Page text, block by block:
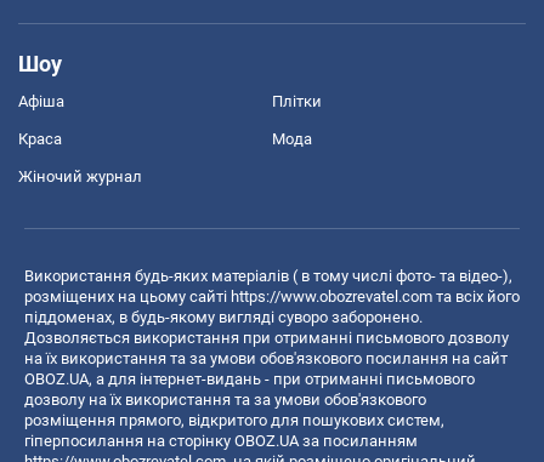
Шоу
Афіша Плітки
Краса Мода
Жіночий журнал
Використання будь-яких матеріалів ( в тому числі фото- та відео-),
розміщених на цьому сайті https://www.obozrevatel.com та всіх його
піддоменах, в будь-якому вигляді суворо заборонено.
Дозволяється використання при отриманні письмового дозволу
на їх використання та за умови обов'язкового посилання на сайт
OBOZ.UA, а для інтернет-видань - при отриманні письмового
дозволу на їх використання та за умови обов'язкового
розміщення прямого, відкритого для пошукових систем,
гіперпосилання на сторінку OBOZ.UA за посиланням